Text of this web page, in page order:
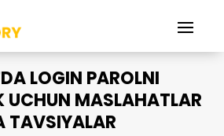
LOGIN PAROLNI
UCHUN MASLAHATLAR
TAVSIYALAR